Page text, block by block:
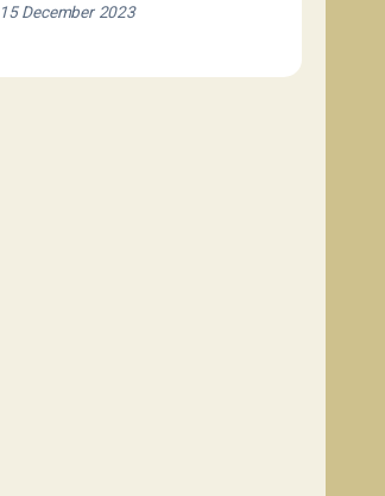
15 December 2023